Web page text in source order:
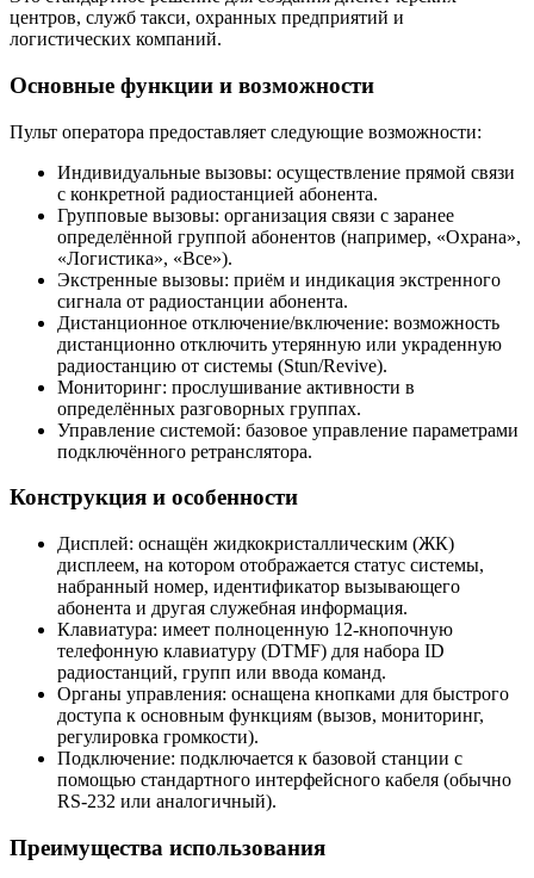
центров, служб такси, охранных предприятий и
логистических компаний.
Основные функции и возможности
Пульт оператора предоставляет следующие возможности:
Индивидуальные вызовы: осуществление прямой связи
с конкретной радиостанцией абонента.
Групповые вызовы: организация связи с заранее
определённой группой абонентов (например, «Охрана»,
«Логистика», «Все»).
Экстренные вызовы: приём и индикация экстренного
сигнала от радиостанции абонента.
Дистанционное отключение/включение: возможность
дистанционно отключить утерянную или украденную
радиостанцию от системы (Stun/Revive).
Мониторинг: прослушивание активности в
определённых разговорных группах.
Управление системой: базовое управление параметрами
подключённого ретранслятора.
Конструкция и особенности
Дисплей: оснащён жидкокристаллическим (ЖК)
дисплеем, на котором отображается статус системы,
набранный номер, идентификатор вызывающего
абонента и другая служебная информация.
Клавиатура: имеет полноценную 12-кнопочную
телефонную клавиатуру (DTMF) для набора ID
радиостанций, групп или ввода команд.
Органы управления: оснащена кнопками для быстрого
доступа к основным функциям (вызов, мониторинг,
регулировка громкости).
Подключение: подключается к базовой станции с
помощью стандартного интерфейсного кабеля (обычно
RS-232 или аналогичный).
Преимущества использования